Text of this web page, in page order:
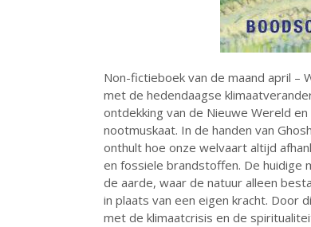
Non-fictieboek van de maand april –
met de hedendaagse
ontdekking van de Nieuwe Wereld
nootmuskaat. In de handen van
onthult hoe onze welvaart altijd
en fossiele brandstoffen. De huidige
de aarde, waar de natuur alleen
in plaats van een eigen kracht. Door
met de klimaatcrisis en de